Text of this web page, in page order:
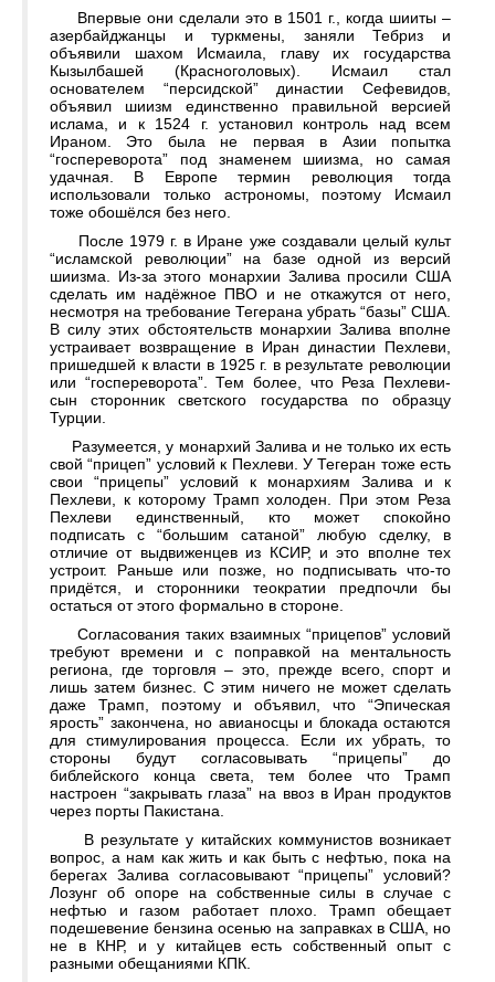
Впервые они сделали это в 1501 г., когда шииты –
азербайджанцы и туркмены, заняли Тебриз и
объявили шахом Исмаила, главу их государства
Кызылбашей (Красноголовых). Исмаил стал
основателем “персидской” династии Сефевидов,
объявил шиизм единственно правильной версией
ислама, и к 1524 г. установил контроль над всем
Ираном. Это была не первая в Азии попытка
“госпереворота” под знаменем шиизма, но самая
удачная. В Европе термин революция тогда
использовали только астрономы, поэтому Исмаил
тоже обошёлся без него.
После 1979 г. в Иране уже создавали целый культ
“исламской революции” на базе одной из версий
шиизма. Из-за этого монархии Залива просили США
сделать им надёжное ПВО и не откажутся от него,
несмотря на требование Тегерана убрать “базы” США.
В силу этих обстоятельств монархии Залива вполне
устраивает возвращение в Иран династии Пехлеви,
пришедшей к власти в 1925 г. в результате революции
или “госпереворота”. Тем более, что Реза Пехлеви-
сын сторонник светского государства по образцу
Турции.
Разумеется, у монархий Залива и не только их есть
свой “прицеп” условий к Пехлеви. У Тегеран тоже есть
свои “прицепы” условий к монархиям Залива и к
Пехлеви, к которому Трамп холоден. При этом Реза
Пехлеви единственный, кто может спокойно
подписать с “большим сатаной” любую сделку, в
отличие от выдвиженцев из КСИР, и это вполне тех
устроит. Раньше или позже, но подписывать что-то
придётся, и сторонники теократии предпочли бы
остаться от этого формально в стороне.
Согласования таких взаимных “прицепов” условий
требуют времени и с поправкой на ментальность
региона, где торговля – это, прежде всего, спорт и
лишь затем бизнес. С этим ничего не может сделать
даже Трамп, поэтому и объявил, что “Эпическая
ярость” закончена, но авианосцы и блокада остаются
для стимулирования процесса. Если их убрать, то
стороны будут согласовывать “прицепы” до
библейского конца света, тем более что Трамп
настроен “закрывать глаза” на ввоз в Иран продуктов
через порты Пакистана.
В результате у китайских коммунистов возникает
вопрос, а нам как жить и как быть с нефтью, пока на
берегах Залива согласовывают “прицепы” условий?
Лозунг об опоре на собственные силы в случае с
нефтью и газом работает плохо. Трамп обещает
подешевение бензина осенью на заправках в США, но
не в КНР, и у китайцев есть собственный опыт с
разными обещаниями КПК.